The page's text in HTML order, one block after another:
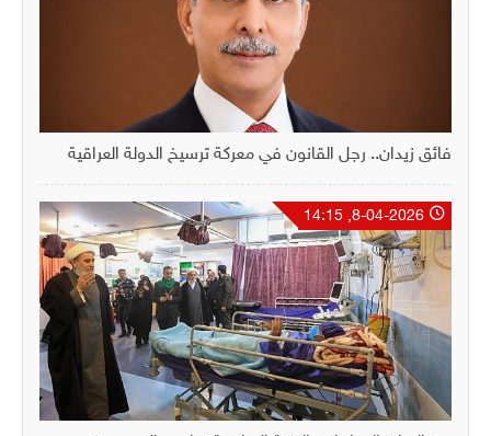
فائق زيدان.. رجل القانون في معركة ترسيخ الدولة العراقية